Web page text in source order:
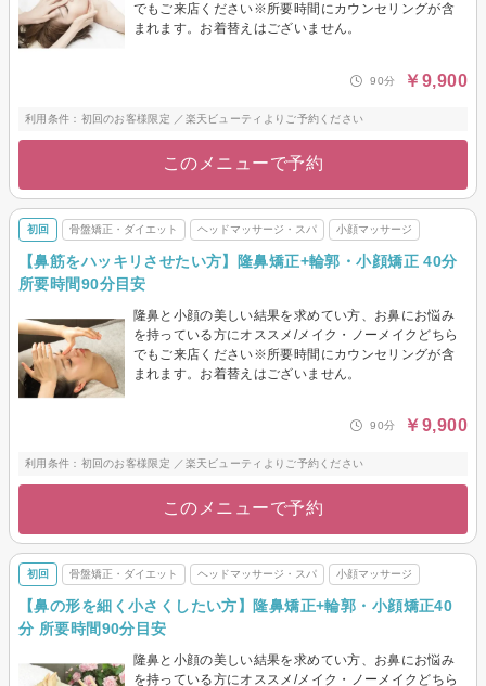
でもご来店ください※所要時間にカウンセリングが含
まれます。お着替えはございません。
90分 ￥9,900
利用条件：初回のお客様限定 ／楽天ビューティよりご予約ください
このメニューで予約
初回 骨盤矯正・ダイエット ヘッドマッサージ・スパ 小顔マッサージ
【鼻筋をハッキリさせたい方】隆鼻矯正+輪郭・小顔矯正 40分
所要時間90分目安
隆鼻と小顔の美しい結果を求めてい方、お鼻にお悩み
を持っている方にオススメ/メイク・ノーメイクどちら
でもご来店ください※所要時間にカウンセリングが含
まれます。お着替えはございません。
90分 ￥9,900
利用条件：初回のお客様限定 ／楽天ビューティよりご予約ください
このメニューで予約
初回 骨盤矯正・ダイエット ヘッドマッサージ・スパ 小顔マッサージ
【鼻の形を細く小さくしたい方】隆鼻矯正+輪郭・小顔矯正40
分 所要時間90分目安
隆鼻と小顔の美しい結果を求めてい方、お鼻にお悩み
を持っている方にオススメ/メイク・ノーメイクどちら